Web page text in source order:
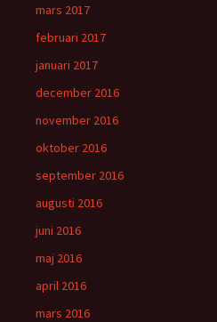
mars 2017
februari 2017
januari 2017
december 2016
november 2016
oktober 2016
september 2016
augusti 2016
juni 2016
maj 2016
april 2016
mars 2016